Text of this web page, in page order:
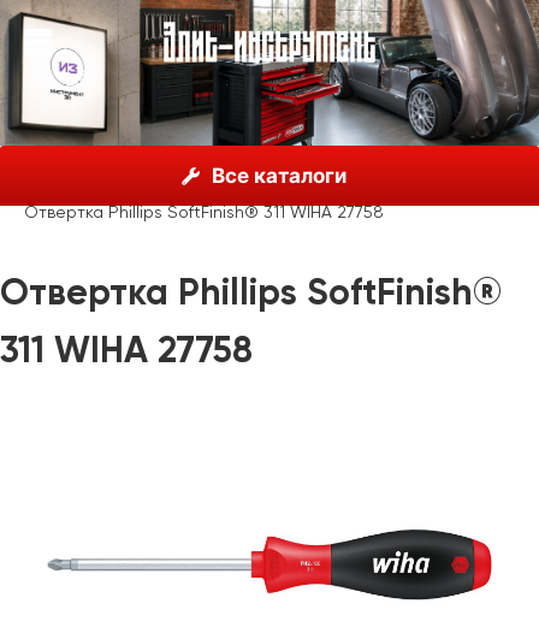
Все каталоги
Инструмент Wiha, Германия
Wiha SoftFinish®
Отвертка Phillips SoftFinish® 311 WIHA 27758
Отвертка Phillips SoftFinish®
311 WIHA 27758